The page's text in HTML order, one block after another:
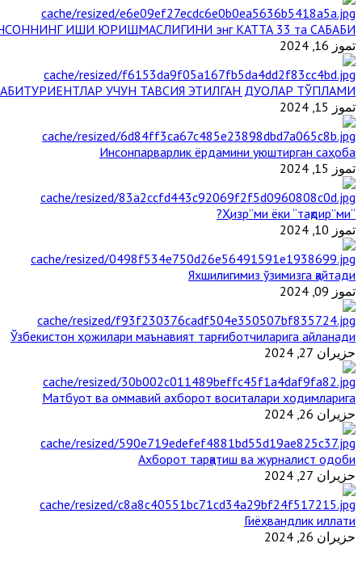
ИШИ ЮРИШМАСЛИГИНИ энг КАТТА 33 та САБАБИ
تموز 16, 2024
АБИТУРИЕНТЛАР УЧУН ТАВСИЯ ЭТИЛГАН ДУОЛАР ТЎПЛАМИ
تموز 15, 2024
Инсонпарварлик ёрдамини уюштирган саҳоба
تموز 15, 2024
“Ҳизр”ми ёки “тақдир”ми?
تموز 10, 2024
Яхшилигимиз ўзимизга қайтади
تموز 09, 2024
Ўзбекистон ҳожилари маънавият тарғиботчиларига айланади
حزيران 27, 2024
Матбуот ва оммавий ахборот воситалари ходимларига
حزيران 26, 2024
Ахборот тарқатиш ва журналист одоби
حزيران 27, 2024
Гиёҳвандлик иллати
حزيران 26, 2024